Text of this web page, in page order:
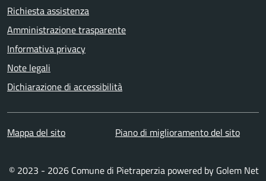
Richiesta assistenza
Amministrazione trasparente
Informativa privacy
Note legali
Dichiarazione di accessibilità
Mappa del sito Piano di miglioramento del sito
© 2023 - 2026 Comune di Pietraperzia powered by Golem Net